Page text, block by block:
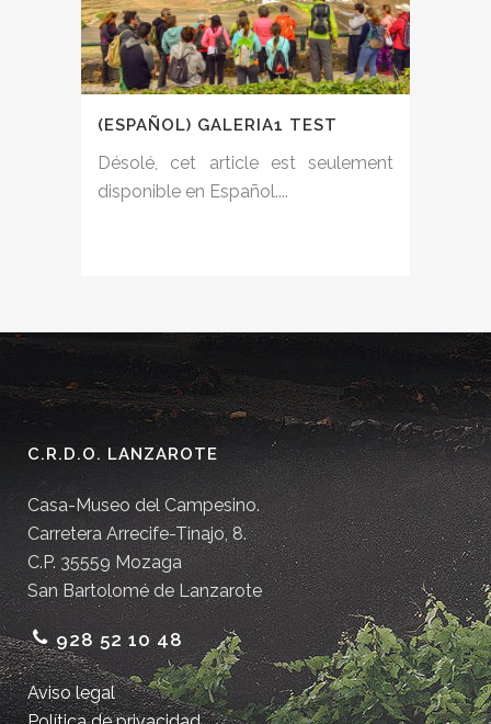
(ESPAÑOL) GALERIA1 TEST
Désolé, cet article est seulement
disponible en Español....
C.R.D.O. LANZAROTE
Casa-Museo del Campesino.
Carretera Arrecife-Tinajo, 8.
C.P. 35559 Mozaga
San Bartolomé de Lanzarote
928 52 10 48
Aviso legal